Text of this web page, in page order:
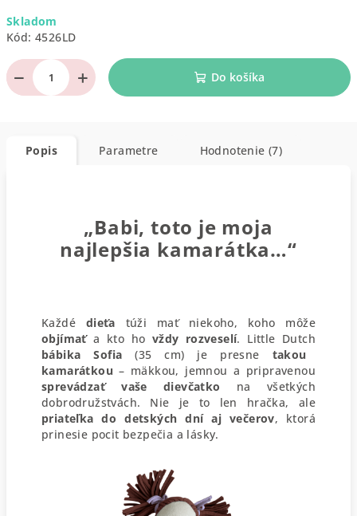
cena:
Skladom
Kód: 4526LD
+
− Do košíka
Popis Parametre Hodnotenie (7)
„Babi, toto je moja
najlepšia kamarátka…“
Každé dieťa túži mať niekoho, koho môže
objímaťa kto ho vždy rozveselí. Little Dutch
bábika Sofia(35 cm) je presne takou
kamarátkou – mäkkou, jemnou a pripravenou
sprevádzať
vaše dievčatko na všetkých
dobrodružstvách. Nie je to len hračka, ale
priateľka do detských dní aj večerov, ktorá
prinesie pocit bezpečia a lásky.